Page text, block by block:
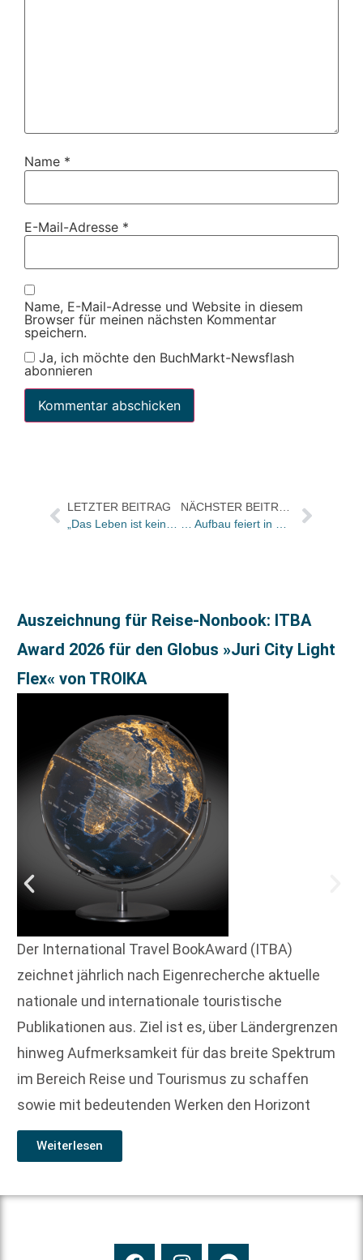
Name *
E-Mail-Adresse *
Name, E-Mail-Adresse und Website in diesem
Browser für meinen nächsten Kommentar
speichern.
Ja, ich möchte den BuchMarkt-Newsflash
abonnieren
LETZTER BEITRAG
„Das Leben ist keine Waldorfschule“ ist kuriosester Buchtitel des Jahres 2009
NÄCHSTER BEITRAG
… Aufbau feiert in Mantis Roofgarden gegen die Krise
Auszeichnung für Reise-Nonbook: ITBA
Award 2026 für den Globus »Juri City Light
Flex« von TROIKA
Der International Travel BookAward (ITBA)
zeichnet jährlich nach Eigenrecherche aktuelle
nationale und internationale touristische
Publikationen aus. Ziel ist es, über Ländergrenzen
hinweg Aufmerksamkeit für das breite Spektrum
im Bereich Reise und Tourismus zu schaffen
sowie mit bedeutenden Werken den Horizont
Weiterlesen